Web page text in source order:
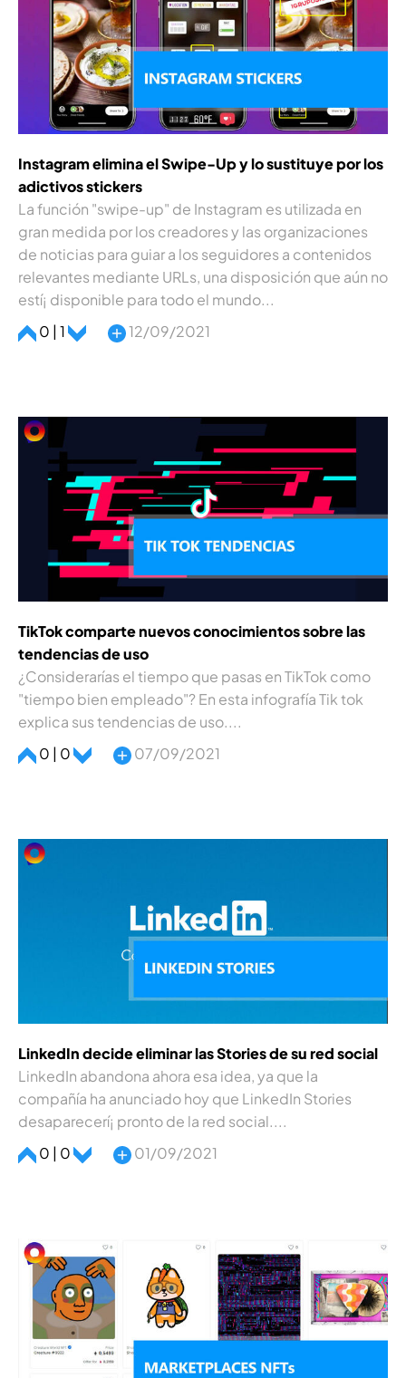
Instagram elimina el Swipe-Up y lo sustituye por los
adictivos stickers
La función "swipe-up" de Instagram es utilizada en
gran medida por los creadores y las organizaciones
de noticias para guiar a los seguidores a contenidos
relevantes mediante URLs, una disposición que aún no
estí¡ disponible para todo el mundo...
0 | 1
12/09/2021
TikTok comparte nuevos conocimientos sobre las
tendencias de uso
¿Considerarí­as el tiempo que pasas en TikTok como
"tiempo bien empleado"? En esta infografí­a Tik tok
explica sus tendencias de uso....
0 | 0
07/09/2021
LinkedIn decide eliminar las Stories de su red social
LinkedIn abandona ahora esa idea, ya que la
compañí­a ha anunciado hoy que LinkedIn Stories
desaparecerí¡ pronto de la red social....
0 | 0
01/09/2021